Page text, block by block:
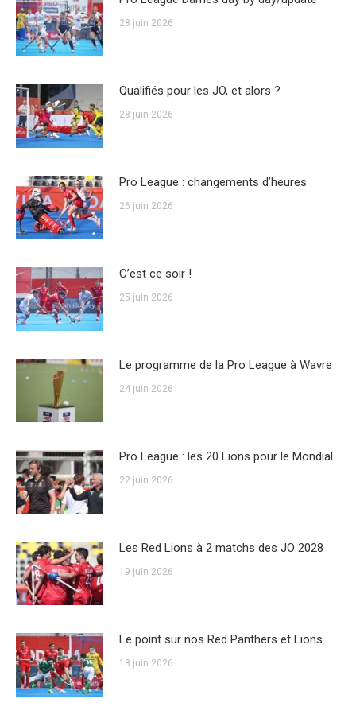
28 juin 2026
Qualifiés pour les JO, et alors ?
28 juin 2026
Pro League : changements d’heures
26 juin 2026
C’est ce soir !
25 juin 2026
Le programme de la Pro League à Wavre
24 juin 2026
Pro League : les 20 Lions pour le Mondial
22 juin 2026
Les Red Lions à 2 matchs des JO 2028
19 juin 2026
Le point sur nos Red Panthers et Lions
18 juin 2026